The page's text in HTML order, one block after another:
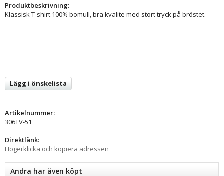
Produktbeskrivning:
Klassisk T-shirt 100% bomull, bra kvalite med stort tryck på bröstet.
Lägg i önskelista
Artikelnummer:
306TV-51
Direktlänk:
Högerklicka och kopiera adressen
Andra har även köpt